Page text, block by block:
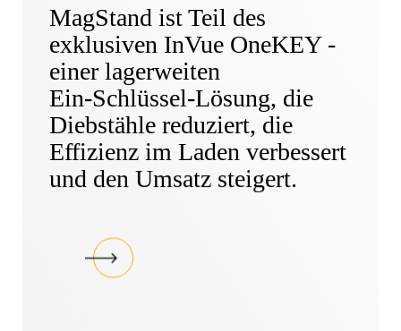
MagStand ist Teil des
exklusiven InVue OneKEY -
einer lagerweiten
Ein-Schlüssel-Lösung, die
Diebstähle reduziert, die
Effizienz im Laden verbessert
und den Umsatz steigert.